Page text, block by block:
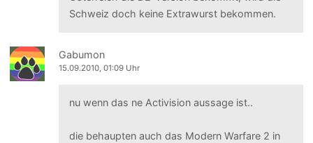
Schweiz doch keine Extrawurst bekommen.
Gabumon
15.09.2010, 01:09 Uhr
nu wenn das ne Activision aussage ist..
die behaupten auch das Modern Warfare 2 in